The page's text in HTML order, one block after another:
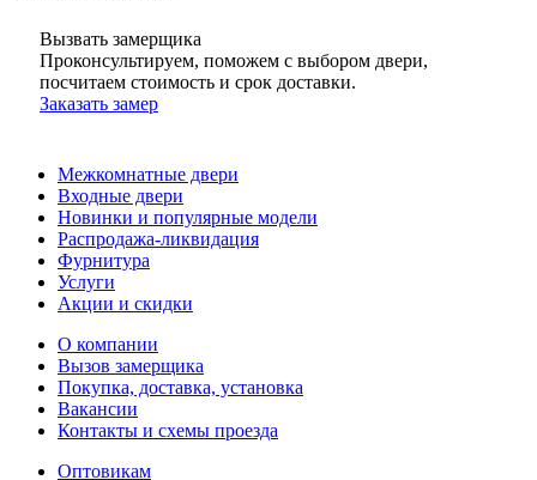
Вызвать замерщика
Проконсультируем, поможем с выбором двери,
посчитаем стоимость и срок доставки.
Заказать замер
Межкомнатные двери
Входные двери
Новинки и популярные модели
Распродажа-ликвидация
Фурнитура
Услуги
Акции и скидки
О компании
Вызов замерщика
Покупка, доставка, установка
Вакансии
Контакты и схемы проезда
Оптовикам